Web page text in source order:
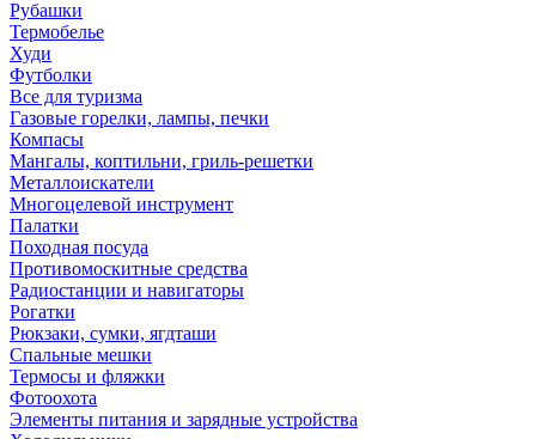
Рубашки
Термобелье
Худи
Футболки
Все для туризма
Газовые горелки, лампы, печки
Компасы
Мангалы, коптильни, гриль-решетки
Металлоискатели
Многоцелевой инструмент
Палатки
Походная посуда
Противомоскитные средства
Радиостанции и навигаторы
Рогатки
Рюкзаки, сумки, ягдташи
Спальные мешки
Термосы и фляжки
Фотоохота
Элементы питания и зарядные устройства